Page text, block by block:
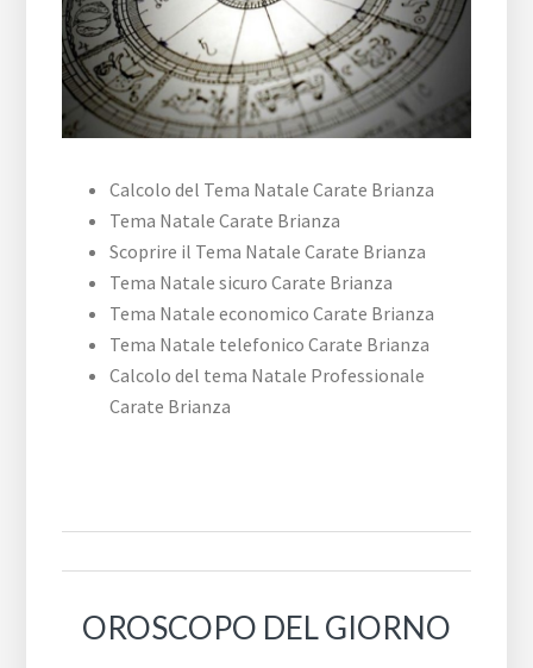
Calcolo del Tema Natale Carate Brianza
Tema Natale Carate Brianza
Scoprire il Tema Natale Carate Brianza
Tema Natale sicuro Carate Brianza
Tema Natale economico Carate Brianza
Tema Natale telefonico Carate Brianza
Calcolo del tema Natale Professionale
Carate Brianza
OROSCOPO DEL GIORNO